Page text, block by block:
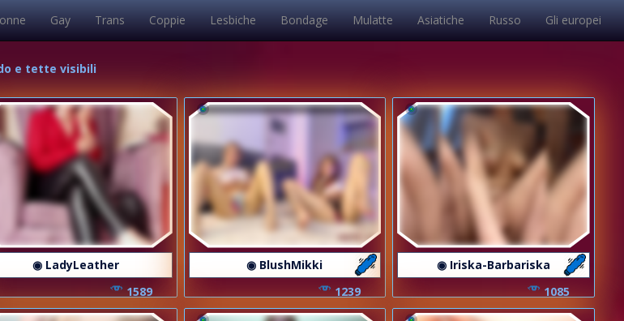
Gay Trans Coppie Lesbiche Bondage Mulatte Asiatiche Russo Gli europei
e tette visibili
◉ LadyLeather
1589
◉ BlushMikki
1239
◉ Iriska-Barbariska
1085